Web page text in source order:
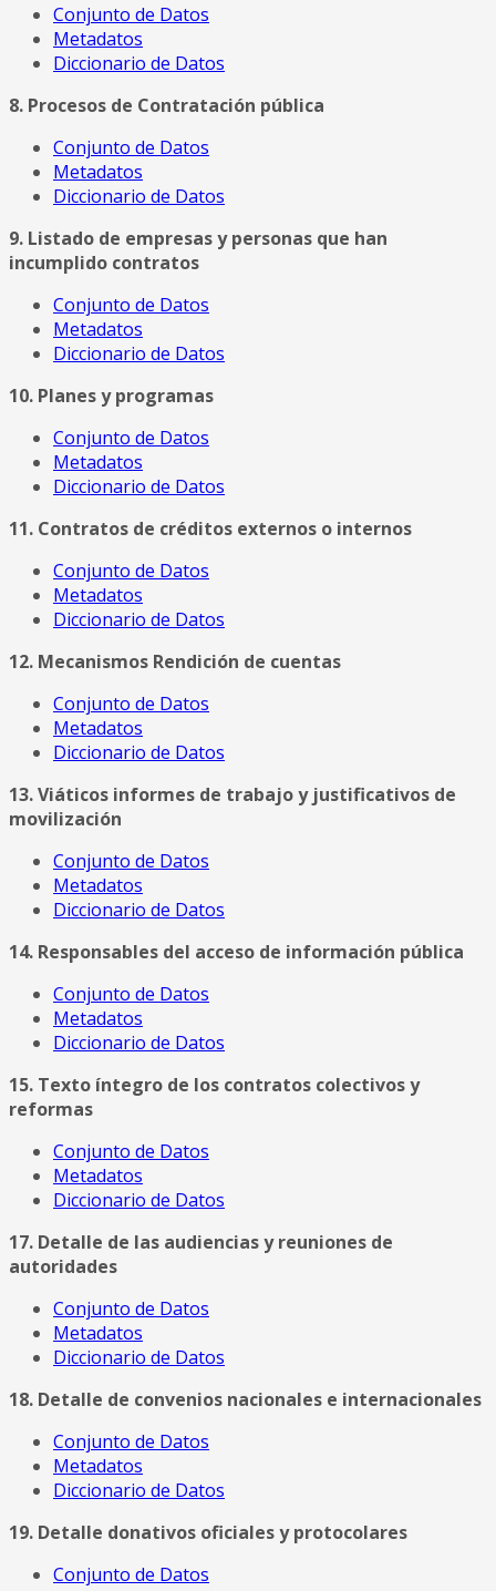
Conjunto de Datos
Metadatos
Diccionario de Datos
8. Procesos de Contratación pública
Conjunto de Datos
Metadatos
Diccionario de Datos
9. Listado de empresas y personas que han
incumplido contratos
Conjunto de Datos
Metadatos
Diccionario de Datos
10. Planes y programas
Conjunto de Datos
Metadatos
Diccionario de Datos
11. Contratos de créditos externos o internos
Conjunto de Datos
Metadatos
Diccionario de Datos
12. Mecanismos Rendición de cuentas
Conjunto de Datos
Metadatos
Diccionario de Datos
13. Viáticos informes de trabajo y justificativos de
movilización
Conjunto de Datos
Metadatos
Diccionario de Datos
14. Responsables del acceso de información pública
Conjunto de Datos
Metadatos
Diccionario de Datos
15. Texto íntegro de los contratos colectivos y
reformas
Conjunto de Datos
Metadatos
Diccionario de Datos
17. Detalle de las audiencias y reuniones de
autoridades
Conjunto de Datos
Metadatos
Diccionario de Datos
18. Detalle de convenios nacionales e internacionales
Conjunto de Datos
Metadatos
Diccionario de Datos
19. Detalle donativos oficiales y protocolares
Conjunto de Datos